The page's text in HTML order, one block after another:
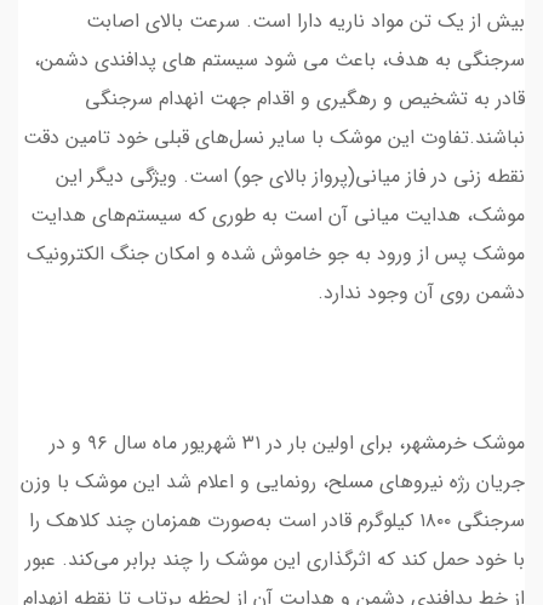
بیش از یک تن مواد ناریه دارا است. سرعت بالای اصابت
سرجنگی به هدف، باعث می شود سیستم های پدافندی دشمن،
قادر به تشخیص و رهگیری و اقدام جهت انهدام سرجنگی
نباشند.تفاوت این موشک با سایر نسل‌های قبلی خود تامین دقت
نقطه زنی در فاز میانی(پرواز بالای جو) است. ویژگی دیگر این
موشک، هدایت میانی آن است به طوری که سیستم‌های هدایت
موشک پس از ورود به جو خاموش شده و امکان جنگ الکترونیک
دشمن روی آن وجود ندارد.
موشک خرمشهر، برای اولین بار در ۳۱ شهریور ماه سال ۹۶ و در
جریان رژه نیروهای مسلح، رونمایی و اعلام شد این موشک با وزن
سرجنگی ۱۸۰۰ کیلوگرم قادر است به‌صورت همزمان چند کلاهک را
با خود حمل کند که اثرگذاری این موشک را چند برابر می‌کند. عبور
از خط پدافندی دشمن و هدایت آن از لحظه پرتاب تا نقطه انهدام